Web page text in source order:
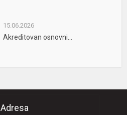
15.06.2026
Akreditovan osnovni...
Adresa